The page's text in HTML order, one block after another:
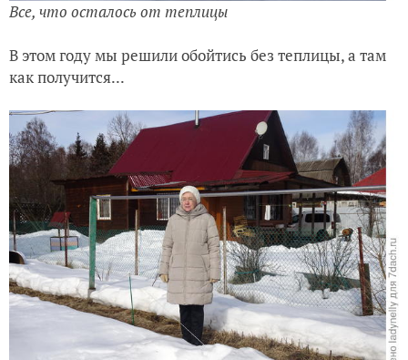
Все, что осталось от теплицы
В этом году мы решили обойтись без теплицы, а там
как получится...